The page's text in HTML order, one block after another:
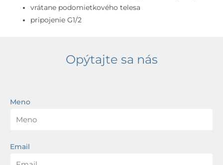
vrátane podomietkového telesa
pripojenie G1/2
Opýtajte sa nás
Meno
Email